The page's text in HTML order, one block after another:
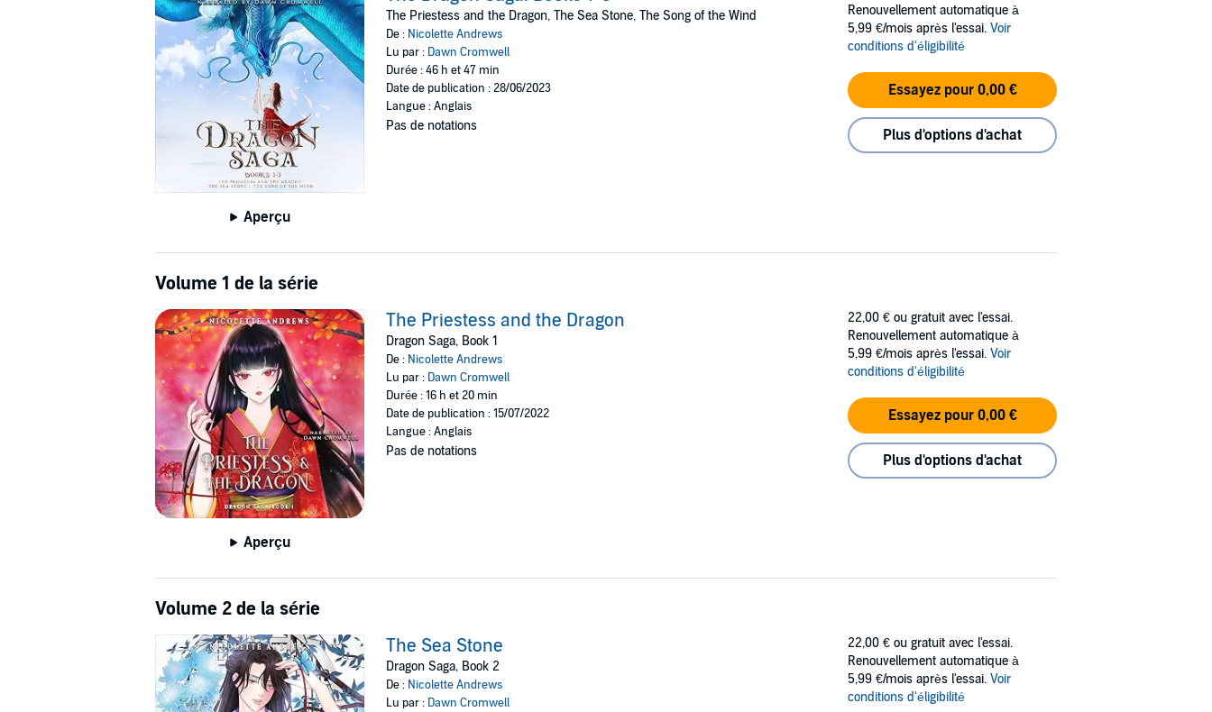
Suzume freed him, he chooses her to help him. But when Suzume discovers she is that woman, it’s a race to seal him again before he finds out.
With new powers come dangerous enemies, the dragon is not the only one she needs to worry about. A powerful monster wants Suzume for his own. Until she can
learn to control her abilities, the dragon is the only one who can protect her. They must learn to work together to stop the monster, if they don’t kill each other in the
process....
If you loved the fierce heroine from Throne of Glassand the action and adventure of The Priestess and the Dragon.
A story of love, magic, and revenge that listeners say they couldn’t put down. Get the first three books in the saga today!
©2019 Nicole Trushinski (P)2023 Nicole Trushinski
Aperçu
The Priestess and the Dragon, The Sea Stone, The Song of the Wind
De : Nicolette Andrews
Lu par : Dawn Cromwell
Durée : 46 h et 47 min
Date de publication : 28/06/2023
Langue : Anglais
Pas de notations
Renouvellement automatique à
5,99 €/mois après l'essai. Voir
conditions d'éligibilité
Essayez pour 0,00 €
Plus d'options d'achat
Volume 1 de la série
Aperçu
The Priestess and the Dragon
Dragon Saga, Book 1
De : Nicolette Andrews
Lu par : Dawn Cromwell
Durée : 16 h et 20 min
Date de publication : 15/07/2022
Langue : Anglais
Pas de notations
22,00 € ou gratuit avec l'essai.
Renouvellement automatique à
5,99 €/mois après l'essai. Voir
conditions d'éligibilité
Essayez pour 0,00 €
Plus d'options d'achat
Volume 2 de la série
The Sea Stone
Dragon Saga, Book 2
De : Nicolette Andrews
Lu par : Dawn Cromwell
22,00 € ou gratuit avec l'essai.
Renouvellement automatique à
5,99 €/mois après l'essai. Voir
conditions d'éligibilité